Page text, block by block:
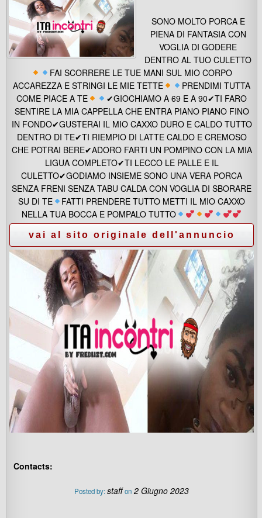
SONO MOLTO PORCA E
PIENA DI FANTASIA CON
VOGLIA DI GODERE
DENTRO AL TUO CULETTO
FAI SCORRERE LE TUE MANI SUL MIO CORPO
ACCAREZZA E STRINGI LE MIE TETTE
PRENDIMI TUTTA
COME PIACE A TE
✔GIOCHIAMO A 69 E A 90✔TI FARO
SENTIRE LA MIA CAPPELLA CHE ENTRA PIANO PIANO FINO
IN FONDO✔GUSTERAI IL MIO CAXXO DURO E CALDO TUTTO
DENTRO DI TE✔TI RIEMPIO DI LATTE CALDO E CREMOSO
CHE POTRAI BERE✔ADORO FARTI UN POMPINO CON LA MIA
LIGUA COMPLETO✔TI LECCO LE PALLE E IL
CULETTO✔GODIAMO INSIEME SONO UNA VERA PORCA
SENZA FRENI SENZA TABU CALDA CON VOGLIA DI SBORARE
SU DI TE
FATTI PRENDERE TUTTO METTI IL MIO CAXXO
NELLA TUA BOCCA E POMPALO TUTTO
Contacts:
Posted by:staff on 2 Giugno 2023